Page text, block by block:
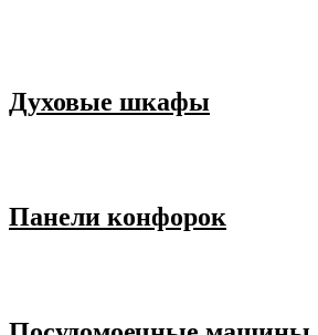
Духовые шкафы
Панели конфорок